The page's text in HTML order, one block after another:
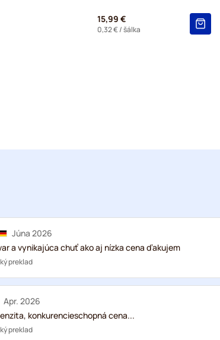
15,99 €
0,32 €/ šálka
Júna 2026
a vynikajúca chuť ako aj nízka cena ďakujem
preklad
Apr. 2026
konkurencieschopná cena...
preklad